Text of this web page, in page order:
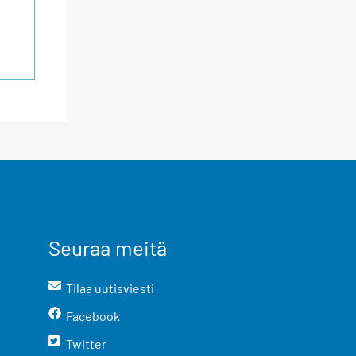
Seuraa meitä
Tilaa uutisviesti
Facebook
Twitter